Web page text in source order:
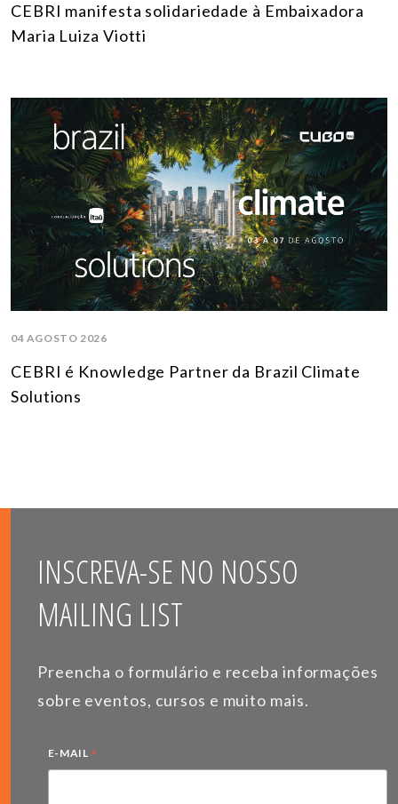
CEBRI manifesta solidariedade à Embaixadora
Maria Luiza Viotti
04 AGOSTO 2026
CEBRI é Knowledge Partner da Brazil Climate
Solutions
INSCREVA-SE NO NOSSO
MAILING LIST
Preencha o formulário e receba informações
sobre eventos, cursos e muito mais.
E-MAIL *